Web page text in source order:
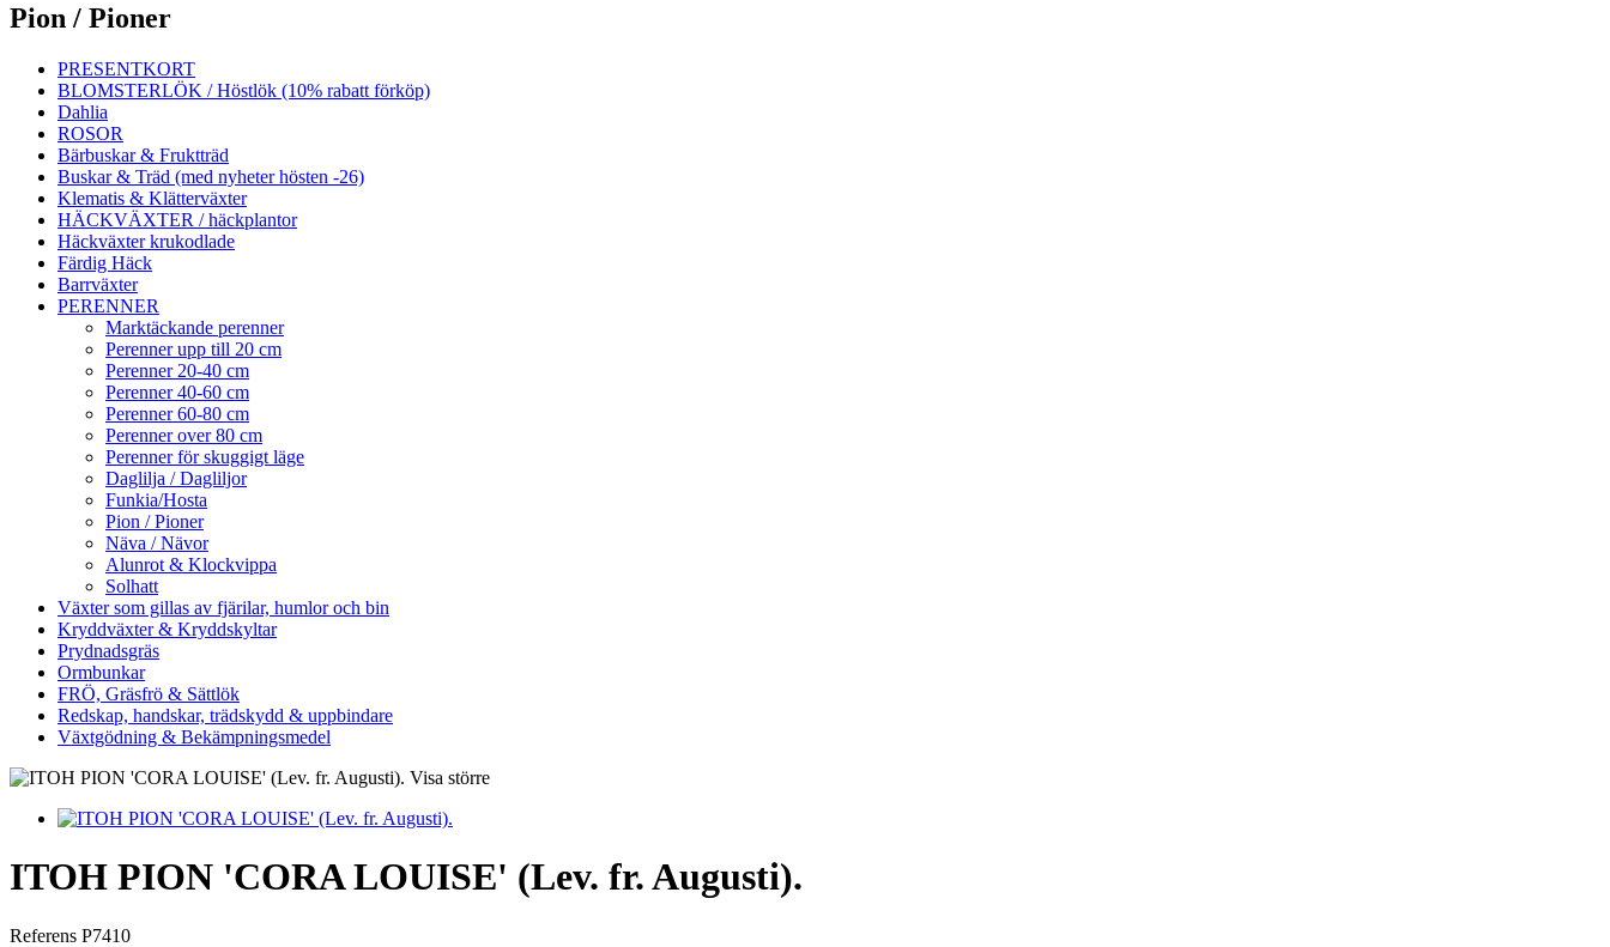
Pion / Pioner
PRESENTKORT
BLOMSTERLÖK / Höstlök (10% rabatt förköp)
Dahlia
ROSOR
Bärbuskar & Fruktträd
Buskar & Träd (med nyheter hösten -26)
Klematis & Klätterväxter
HÄCKVÄXTER / häckplantor
Häckväxter krukodlade
Färdig Häck
Barrväxter
PERENNER
Marktäckande perenner
Perenner upp till 20 cm
Perenner 20-40 cm
Perenner 40-60 cm
Perenner 60-80 cm
Perenner over 80 cm
Perenner för skuggigt läge
Daglilja / Dagliljor
Funkia/Hosta
Pion / Pioner
Näva / Nävor
Alunrot & Klockvippa
Solhatt
Växter som gillas av fjärilar, humlor och bin
Kryddväxter & Kryddskyltar
Prydnadsgräs
Ormbunkar
FRÖ, Gräsfrö & Sättlök
Redskap, handskar, trädskydd & uppbindare
Växtgödning & Bekämpningsmedel
Visa större
ITOH PION 'CORA LOUISE' (Lev. fr. Augusti).
Referens P7410